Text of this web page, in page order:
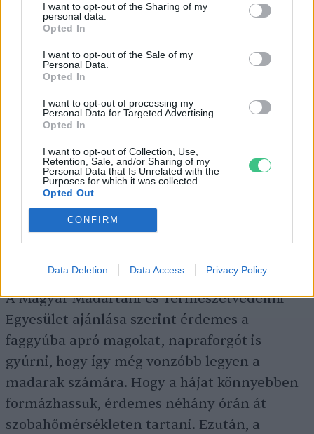
I want to opt-out of the Sharing of my
personal data.
Opted In
I want to opt-out of the Sale of my
Personal Data.
Opted In
I want to opt-out of processing my
Personal Data for Targeted Advertising.
Opted In
I want to opt-out of Collection, Use,
Retention, Sale, and/or Sharing of my
Personal Data that Is Unrelated with the
Purposes for which it was collected.
Opted Out
CONFIRM
Data Deletion Data Access Privacy Policy
helyett
A bolti cinkegolyó remek etetőanyag, de van
egy nagy hátránya: bőven marad
szennyezzük a környezetet. Helyette
vásárolhatunk bőrös kacsa- vagy libahájat,
amelyből egy ökölnyi darab akár egész télen
kiszolgálhatja a madarak igényeit, ára pedig
csupán néhány száz forint.
A Magyar Madártani és Természetvédelmi
Egyesület ajánlása szerint érdemes a
faggyúba apró magokat, napraforgót is
gyúrni, hogy így még vonzóbb legyen a
madarak számára. Hogy a hájat könnyebben
formázhassuk, érdemes néhány órán át
szobahőmérsékleten tartani. Ezután, a